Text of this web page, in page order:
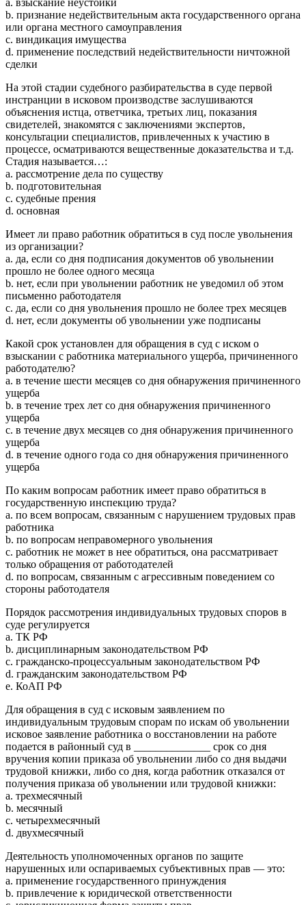
a. взыскание неустойки
b. признание недействительным акта государственного органа
или органа местного самоуправления
c. виндикация имущества
d. применение последствий недействительности ничтожной
сделки
На этой стадии судебного разбирательства в суде первой
инстранции в исковом производстве заслушиваются
объяснения истца, ответчика, третьих лиц, показания
свидетелей, знакомятся с заключениями экспертов,
консультации специалистов, привлеченных к участию в
процессе, осматриваются вещественные доказательства и т.д.
Стадия называется…:
a. рассмотрение дела по существу
b. подготовительная
c. судебные прения
d. основная
Имеет ли право работник обратиться в суд после увольнения
из организации?
a. да, если со дня подписания документов об увольнении
прошло не более одного месяца
b. нет, если при увольнении работник не уведомил об этом
письменно работодателя
c. да, если со дня увольнения прошло не более трех месяцев
d. нет, если документы об увольнении уже подписаны
Какой срок установлен для обращения в суд с иском о
взыскании с работника материального ущерба, причиненного
работодателю?
a. в течение шести месяцев со дня обнаружения причиненного
ущерба
b. в течение трех лет со дня обнаружения причиненного
ущерба
c. в течение двух месяцев со дня обнаружения причиненного
ущерба
d. в течение одного года со дня обнаружения причиненного
ущерба
По каким вопросам работник имеет право обратиться в
государственную инспекцию труда?
a. по всем вопросам, связанным с нарушением трудовых прав
работника
b. по вопросам неправомерного увольнения
c. работник не может в нее обратиться, она рассматривает
только обращения от работодателей
d. по вопросам, связанным с агрессивным поведением со
стороны работодателя
Порядок рассмотрения индивидуальных трудовых споров в
суде регулируется
a. ТК РФ
b. дисциплинарным законодательством РФ
c. гражданско-процессуальным законодательством РФ
d. гражданским законодательством РФ
e. КоАП РФ
Для обращения в суд с исковым заявлением по
индивидуальным трудовым спорам по искам об увольнении
исковое заявление работника о восстановлении на работе
подается в районный суд в ______________ срок со дня
вручения копии приказа об увольнении либо со дня выдачи
трудовой книжки, либо со дня, когда работник отказался от
получения приказа об увольнении или трудовой книжки:
a. трехмесячный
b. месячный
c. четырехмесячный
d. двухмесячный
Деятельность уполномоченных органов по защите
нарушенных или оспариваемых субъективных прав — это:
a. применение государственного принуждения
b. привлечение к юридической ответственности